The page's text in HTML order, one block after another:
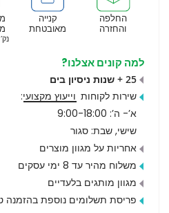
נק’
קנייה
מאובטחת
החלפה
והחזרה
למה קונים אצלנו?
25 + שנות ניסיון בים
שירות לקוחות וייעוץ מקצועי:
א’- ה’: 9:00-18:00
שישי, שבת: סגור
אחריות על מגוון מוצרים
משלוח מהיר עד 8 ימי עסקים
מגוון מותגים בלעדיים
פריסת תשלומים נוספת בהזמנה